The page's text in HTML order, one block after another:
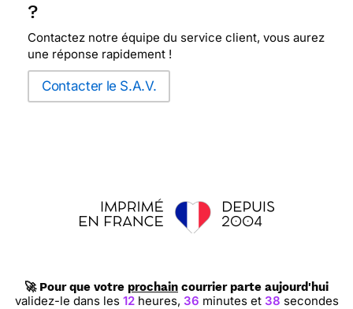
?
Contactez notre équipe du service client, vous aurez
une réponse rapidement !
Contacter le S.A.V.
🚀 Pour que votre prochain courrier parte aujourd'hui
validez-le dans les 12 heures, 36 minutes et 37 secondes